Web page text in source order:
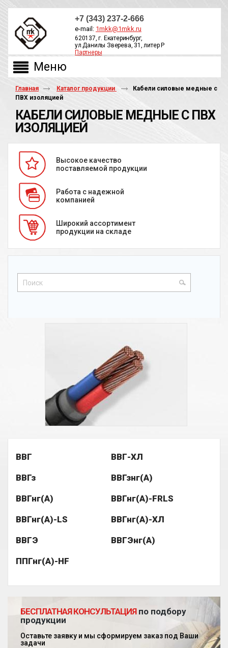
+7 (343) 237-2-666
e-mail: 1mkk@1mkk.ru
620137, г. Екатеринбург,
ул.Данилы Зверева, 31, литер Р
Партнеры
Главная Каталог продукции
Кабели силовые медные с
ПВХ изоляцией
КАБЕЛИ СИЛОВЫЕ МЕДНЫЕ С ПВХ
ИЗОЛЯЦИЕЙ
Высокое качество
поставляемой продукции
Работа с надежной
компанией
Широкий ассортимент
продукции на складе
ВВГ ВВГ-ХЛ
ВВГз ВВГзнг(А)
ВВГнг(А) ВВГнг(А)-FRLS
ВВГнг(А)-LS ВВГнг(А)-ХЛ
ВВГЭ ВВГЭнг(А)
ППГнг(А)-HF
БЕСПЛАТНАЯ КОНСУЛЬТАЦИЯпо подбору
продукции
Оставьте заявку и мы сформируем заказ под Ваши
задачи